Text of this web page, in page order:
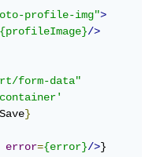
profile-img">
{profileImage}/>
form-data"
}
error={error}/>}